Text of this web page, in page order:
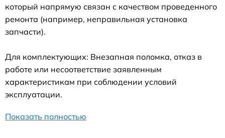
который напрямую связан с качеством проведенного
ремонта (например, неправильная установка
запчасти).
Для комплектующих: Внезапная поломка, отказ в
работе или несоответствие заявленным
характеристикам при соблюдении условий
эксплуатации.
Показать полностью